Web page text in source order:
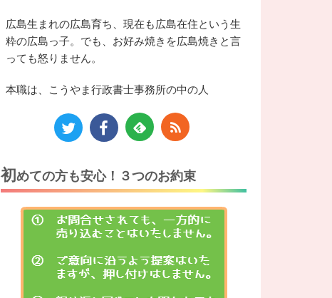
広島生まれの広島育ち、現在も広島在住という生
粋の広島っ子。でも、お好み焼きを広島焼きと言
っても怒りません。
本職は、こうやま行政書士事務所の中の人
初めての方も安心！３つのお約束